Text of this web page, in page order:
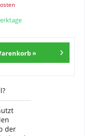
»
der